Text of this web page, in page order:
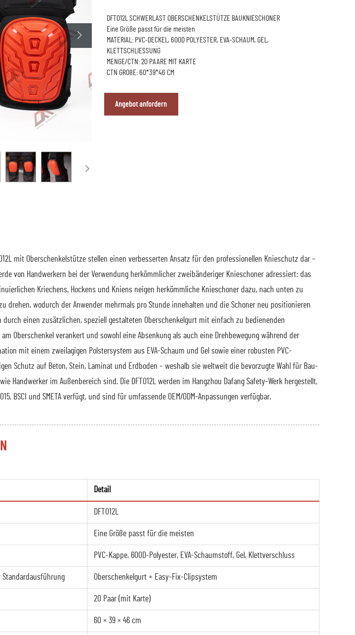
DFT012L SCHWERLAST OBERSCHENKELSTÜTZE BAUKNIESCHONER
Eine Größe passt für die meisten
MATERIAL: PVC-DECKEL, 600D POLYESTER, EVA-SCHAUM, GEL,
KLETTSCHLIESSUNG
MENGE/CTN: 20 PAARE MIT KARTE
CTN GROßE: 60*39*46 CM
Angebot anfordern
mit Oberschenkelstütze stellen einen verbesserten Ansatz für den professionellen Knieschutz dar –
von Handwerkern bei der Verwendung herkömmlicher zweibänderiger Knieschoner adressiert: das
Kriechens, Hockens und Kniens neigen herkömmliche Knieschoner dazu, nach unten zu
drehen, wodurch der Anwender mehrmals pro Stunde innehalten und die Schoner neu positionieren
durch einen zusätzlichen, speziell gestalteten Oberschenkelgurt mit einfach zu bedienenden
Oberschenkel verankert und sowohl eine Absenkung als auch eine Drehbewegung während der
mit einem zweilagigen Polstersystem aus EVA-Schaum und Gel sowie einer robusten PVC-
Schutz auf Beton, Stein, Laminat und Erdboden – weshalb sie weltweit die bevorzugte Wahl für Bau-
Handwerker im Außenbereich sind. Die DFT012L werden im Hangzhou Dafang Safety-Werk hergestellt,
BSCI und SMETA verfügt, und sind für umfassende OEM/ODM-Anpassungen verfügbar.
Detail
DFT012L
Eine Größe passt für die meisten
PVC-Kappe, 600D-Polyester, EVA-Schaumstoff, Gel, Klettverschluss
Standardausführung Oberschenkelgurt + Easy-Fix-Clipsystem
20 Paar (mit Karte)
60 × 39 × 46 cm